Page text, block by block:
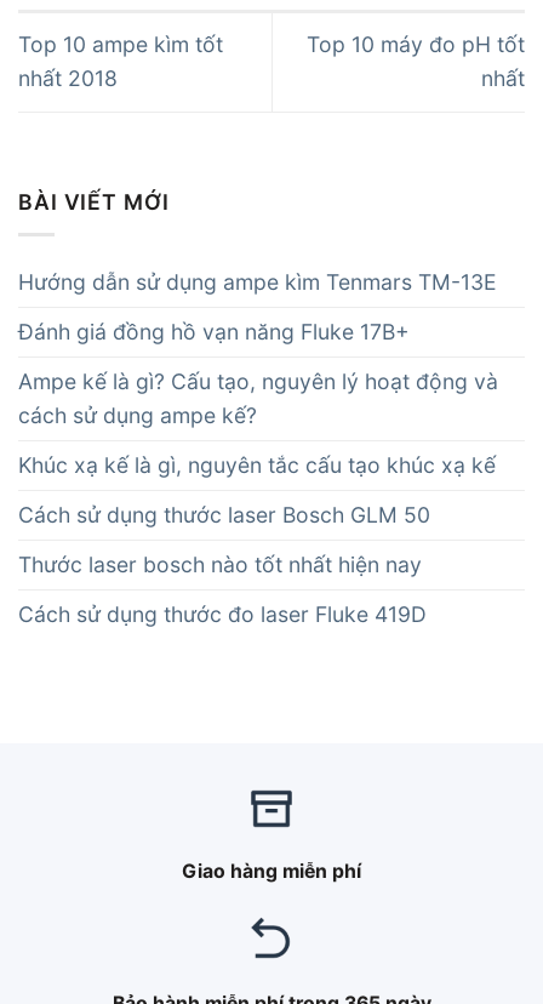
Top 10 ampe kìm tốt
nhất 2018
Top 10 máy đo pH tốt
nhất
BÀI VIẾT MỚI
Hướng dẫn sử dụng ampe kìm Tenmars TM-13E
Đánh giá đồng hồ vạn năng Fluke 17B+
Ampe kế là gì? Cấu tạo, nguyên lý hoạt động và
cách sử dụng ampe kế?
Khúc xạ kế là gì, nguyên tắc cấu tạo khúc xạ kế
Cách sử dụng thước laser Bosch GLM 50
Thước laser bosch nào tốt nhất hiện nay
Cách sử dụng thước đo laser Fluke 419D
Giao hàng miễn phí